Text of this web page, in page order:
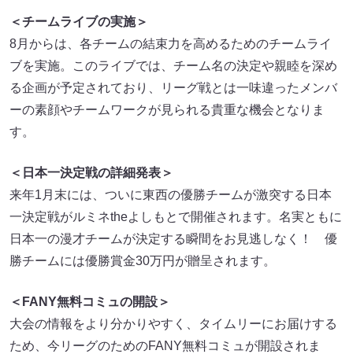
＜チームライブの実施＞
8月からは、各チームの結束力を高めるためのチームライ
ブを実施。このライブでは、チーム名の決定や親睦を深め
る企画が予定されており、リーグ戦とは一味違ったメンバ
ーの素顔やチームワークが見られる貴重な機会となりま
す。
＜日本一決定戦の詳細発表＞
来年1月末には、ついに東西の優勝チームが激突する日本
一決定戦がルミネtheよしもとで開催されます。名実ともに
日本一の漫才チームが決定する瞬間をお見逃しなく！ 優
勝チームには優勝賞金30万円が贈呈されます。
＜FANY無料コミュの開設＞
大会の情報をより分かりやすく、タイムリーにお届けする
ため、今リーグのためのFANY無料コミュが開設されま